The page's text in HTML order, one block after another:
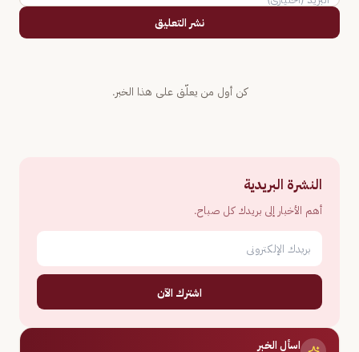
نشر التعليق
كن أول من يعلّق على هذا الخبر.
النشرة البريدية
أهم الأخبار إلى بريدك كل صباح.
اشترك الآن
اسأل الخبر